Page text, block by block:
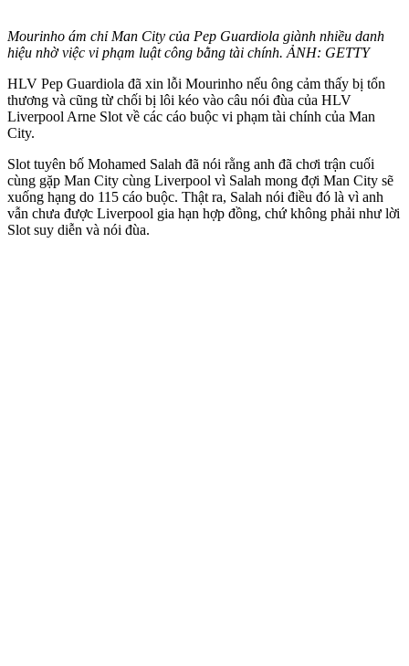
Mourinho ám chỉ Man City của Pep Guardiola giành nhiều danh
hiệu nhờ việc vi phạm luật công bằng tài chính. ẢNH: GETTY
HLV Pep Guardiola đã xin lỗi Mourinho nếu ông cảm thấy bị tổn
thương và cũng từ chối bị lôi kéo vào câu nói đùa của HLV
Liverpool Arne Slot về các cáo buộc vi phạm tài chính của Man
City.
Slot tuyên bố Mohamed Salah đã nói rằng anh đã chơi trận cuối
cùng gặp Man City cùng Liverpool vì Salah mong đợi Man City sẽ
xuống hạng do 115 cáo buộc. Thật ra, Salah nói điều đó là vì anh
vẫn chưa được Liverpool gia hạn hợp đồng, chứ không phải như lời
Slot suy diễn và nói đùa.